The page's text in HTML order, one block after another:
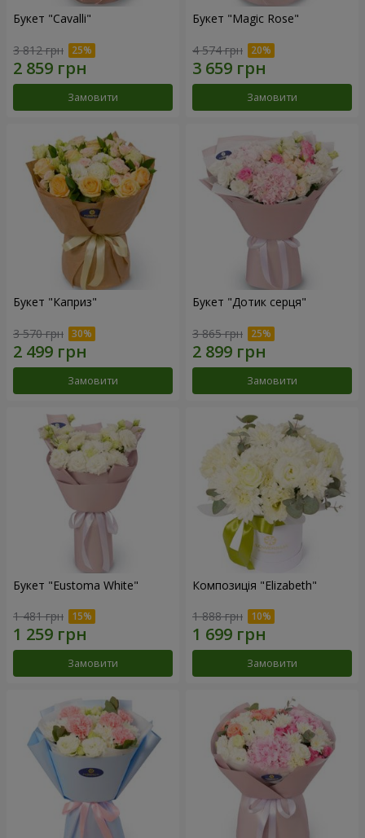
Букет "Cаvalli"
3 812 грн
Замовити
Букет "Magic Rose"
4 574 грн
Замовити
Букет "Каприз"
3 570 грн
Замовити
Букет "Дотик серця"
3 865 грн
Замовити
Букет "Eustoma White"
1 481 грн
Замовити
Композиція "Elizabeth"
1 888 грн
Замовити